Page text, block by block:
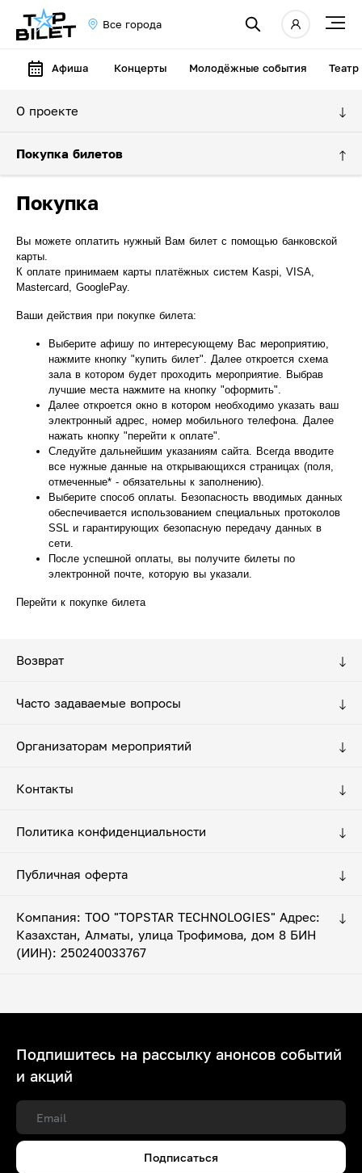
Все города
Афиша Концерты Молодёжные события Театр
О проекте
Покупка билетов
Покупка
Вы можете оплатить нужный Вам билет с помощью банковской
карты.
К оплате принимаем карты платёжных систем Kaspi, VISA,
Mastercard, GooglePay.
Ваши действия при покупке билета:
Выберите афишу по интересующему Вас мероприятию,
нажмите кнопку "купить билет". Далее откроется схема
зала в котором будет проходить мероприятие. Выбрав
лучшие места нажмите на кнопку "оформить".
Далее откроется окно в котором необходимо указать ваш
электронный адрес, номер мобильного телефона. Далее
нажать кнопку "перейти к оплате".
Следуйте дальнейшим указаниям сайта. Всегда вводите
все нужные данные на открывающихся страницах (поля,
отмеченные* - обязательны к заполнению).
Выберите способ оплаты. Безопасность вводимых данных
обеспечивается использованием специальных протоколов
SSL и гарантирующих безопасную передачу данных в
сети.
После успешной оплаты, вы получите билеты по
электронной почте, которую вы указали.
Перейти к покупке билета
Возврат
Часто задаваемые вопросы
Организаторам мероприятий
Контакты
Политика конфиденциальности
Публичная оферта
Компания: ТОО "TOPSTAR TECHNOLOGIES" Адрес:
Казахстан, Алматы, улица Трофимова, дом 8 БИН
(ИИН): 250240033767
Подпишитесь на рассылку анонсов событий
и акций
Подписаться